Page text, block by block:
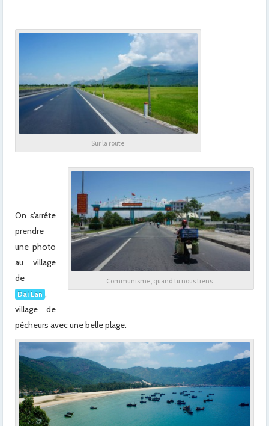
Sur la route
Communisme, quand tu nous tiens…
On s’arrête
prendre
une photo
au village
de
Dai Lan ,
village de
pêcheurs avec une belle plage.